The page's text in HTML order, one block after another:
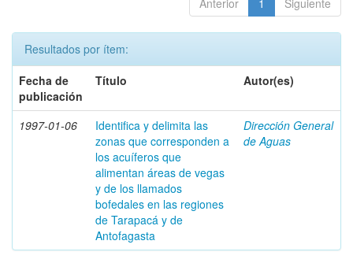
Anterior 1 Siguiente
Resultados por ítem:
Fecha de
publicación
Título Autor(es)
1997-01-06
Identifica y delimita las
zonas que corresponden a
los acuíferos que
alimentan áreas de vegas
y de los llamados
bofedales en las regiones
de Tarapacá y de
Antofagasta
Dirección General
de Aguas